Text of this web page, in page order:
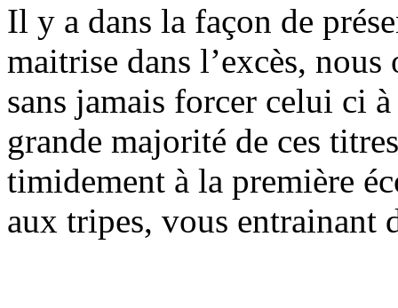
Il y a dans la façon de
maitrise dans l’excès,
sans jamais forcer celui ci
grande majorité de ces
timidement à la première
aux tripes, vous entrainant